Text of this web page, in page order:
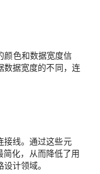
色和数据宽度信
数据宽度的不同，连
线。通过这些元
化，从而降低了用
计领域。